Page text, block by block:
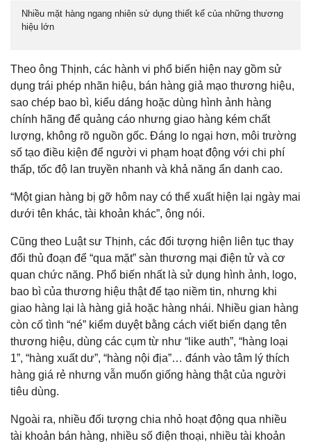
Nhiều mặt hàng ngang nhiên sử dụng thiết kế của những thương
hiệu lớn
Theo ông Thịnh, các hành vi phổ biến hiện nay gồm sử
dụng trái phép nhãn hiệu, bán hàng giả mạo thương hiệu,
sao chép bao bì, kiểu dáng hoặc dùng hình ảnh hàng
chính hãng để quảng cáo nhưng giao hàng kém chất
lượng, không rõ nguồn gốc. Đáng lo ngại hơn, môi trường
số tạo điều kiện để người vi phạm hoạt động với chi phí
thấp, tốc độ lan truyền nhanh và khả năng ẩn danh cao.
“Một gian hàng bị gỡ hôm nay có thể xuất hiện lại ngày mai
dưới tên khác, tài khoản khác”, ông nói.
Cũng theo Luật sư Thịnh, các đối tượng hiện liên tục thay
đổi thủ đoạn để “qua mặt” sàn thương mại điện tử và cơ
quan chức năng. Phổ biến nhất là sử dụng hình ảnh, logo,
bao bì của thương hiệu thật để tạo niềm tin, nhưng khi
giao hàng lại là hàng giả hoặc hàng nhái. Nhiều gian hàng
còn cố tình “né” kiểm duyệt bằng cách viết biến dạng tên
thương hiệu, dùng các cụm từ như “like auth”, “hàng loại
1”, “hàng xuất dư”, “hàng nội địa”… đánh vào tâm lý thích
hàng giá rẻ nhưng vẫn muốn giống hàng thật của người
tiêu dùng.
Ngoài ra, nhiều đối tượng chia nhỏ hoạt động qua nhiều
tài khoản bán hàng, nhiều số điện thoại, nhiều tài khoản